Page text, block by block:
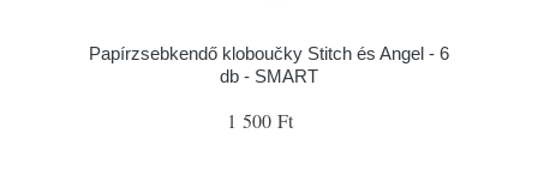
Papírzsebkendő kloboučky Stitch és Angel - 6
db - SMART
1 500 Ft